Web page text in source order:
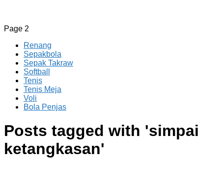
CV JAYA BERSAMA Co Id
Menyediakan Semua Perlengkapan Olahraga Yang
Page 2
Renang
Sepakbola
Sepak Takraw
Softball
Tenis
Tenis Meja
Voli
Bola Penjas
Posts tagged with 'simpai
ketangkasan'